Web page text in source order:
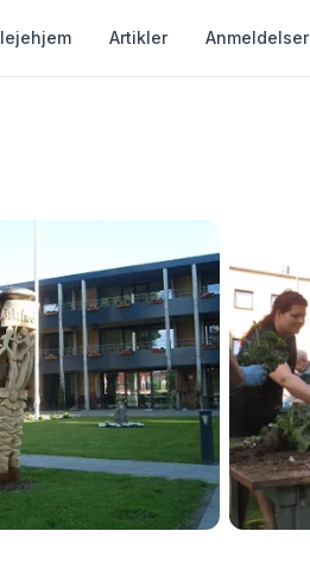
Artikler Anmeldelser